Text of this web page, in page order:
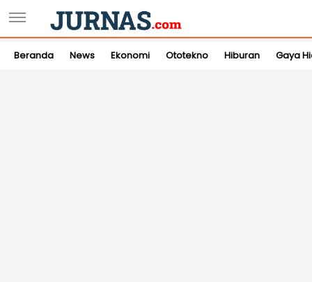
Beranda News Ekonomi Ototekno Hiburan Gaya